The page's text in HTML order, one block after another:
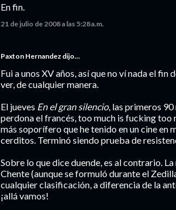
En fin.
21 de julio de 2008 a las 5:28 a.m.
Paxton Hernandez dijo…
Fui a unos XV años, así que no ví nada el fin
ver, de cualquier manera.
El jueves En el gran silencio, las primeros
perdona el francés, too much is fucking too
más soporífero que he tenido en un cine
cerditos. Terminó siendo prueba de
Sobre lo que dice duende, es al contrario.
Chente (aunque se formuló durante el
cualquier clasificación, a diferencia de la
¡allá vamos!